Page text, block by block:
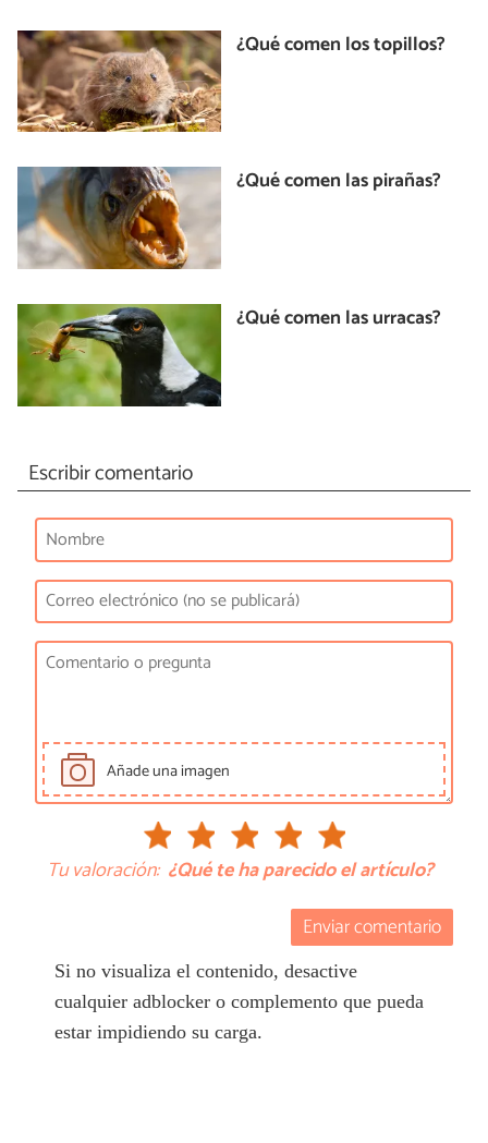
¿Qué comen los topillos?
¿Qué comen las pirañas?
¿Qué comen las urracas?
Escribir comentario
Añade una imagen
Tu valoración: ¿Qué te ha parecido el artículo?
Enviar comentario
Si no visualiza el contenido, desactive
cualquier adblocker o complemento que pueda
estar impidiendo su carga.